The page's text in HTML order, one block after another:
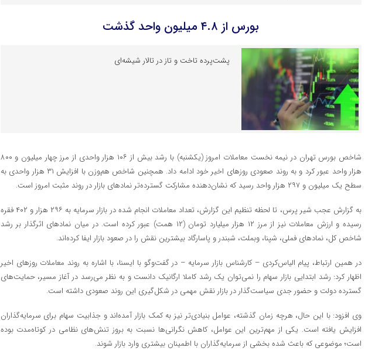
بورس از ۴.۸ میلیون واحد گذشت
پشت‌پرده تاخت و تاز در تالار شیشه‌ای
شاخص بورس تهران در نیمه نخست معاملات امروز (یکشنبه) با رشد بیش از ۱۰۶ هزار واحدی از مرز چهار میلیون و ۸۰۰
هزار واحد عبور کرد و به روند صعودی روزهای اخیر خود ادامه داد. همچنین شاخص هم‌وزن با افزایش ۳۱ هزار واحدی به
سطح یک میلیون و ۲۹۷ هزار واحد رسید که نشان‌دهنده مشارکت گسترده‌تر نمادهای بازار در روند مثبت امروز است.
به گزارش عجب شیر پرس، تا لحظه تنظیم این گزارش، تعداد معاملات انجام ‌شده در بازار سرمایه به ۲۹۶ هزار و ۴۰۲ فقره
رسیده و ارزش معاملات نیز از مرز ۱۲ هزار میلیارد تومان (۱۲ همت) عبور کرده است. در میان نمادهای اثرگذار بر رشد
شاخص کل، نمادهای فملی، شپنا، وبملت، شبندر و پاسارگاد بیشترین نقش را در صعود بازار ایفا کرده‌اند.
در همین ارتباط، پیام الیاس‌کردی – کارشناس بازار سرمایه – در گفت‌وگو با ایسنا، با اشاره به روند معاملات روزهای اخیر
اظهار کرد: رشد ابتدایی بازار سهام را نمی‌توان یک رشد کاملا ارگانیک دانست و به نظر می‌رسد در آغاز مسیر، حمایت‌های
گسترده دولت و حضور جدی سیاست‌گذار در بازار نقش مهمی در شکل‌گیری این روند صعودی داشته است.
وی افزود: با این حال، هرچه زمان گذشته، عوامل بنیادی‌تر نیز به کمک بازار آمده‌اند و جذابیت سهام برای سرمایه‌گذاران
افزایش یافته است. یکی از مهم‌ترین این عوامل، کاهش نگرانی‌ها نسبت به بروز تنش‌های نظامی در کوتاه‌مدت بوده
است؛ موضوعی که باعث شده بخشی از سرمایه‌گذاران با اطمینان بیشتری وارد بازار شوند.